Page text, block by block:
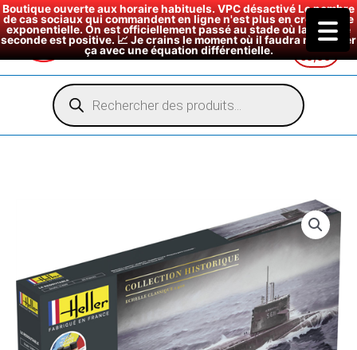
Boutique ouverte aux horaire habituels. VPC désactivé Le nombre
de cas sociaux qui commandent en ligne n'est plus en croissance
exponentielle. On est officiellement passé au stade où la dérivée
seconde est positive. 📈 Je crains le moment où il faudra modéliser
ça avec une équation différentielle.
€0,00
Recherche
de
produits